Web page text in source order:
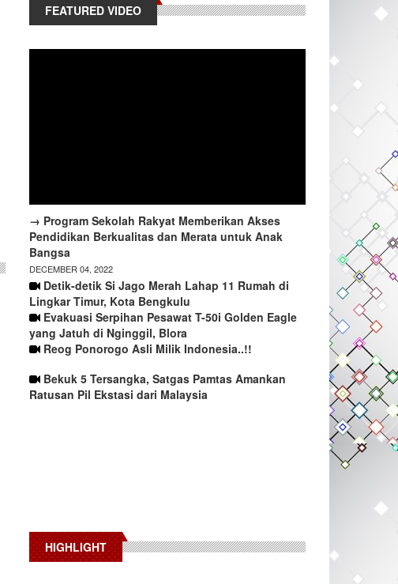
FEATURED VIDEO
→ Program Sekolah Rakyat Memberikan Akses
Pendidikan Berkualitas dan Merata untuk Anak
Bangsa
DECEMBER 04, 2022
Detik-detik Si Jago Merah Lahap 11 Rumah di
Lingkar Timur, Kota Bengkulu
Evakuasi Serpihan Pesawat T-50i Golden Eagle
yang Jatuh di Nginggil, Blora
Reog Ponorogo Asli Milik Indonesia..!!
Bekuk 5 Tersangka, Satgas Pamtas Amankan
Ratusan Pil Ekstasi dari Malaysia
HIGHLIGHT